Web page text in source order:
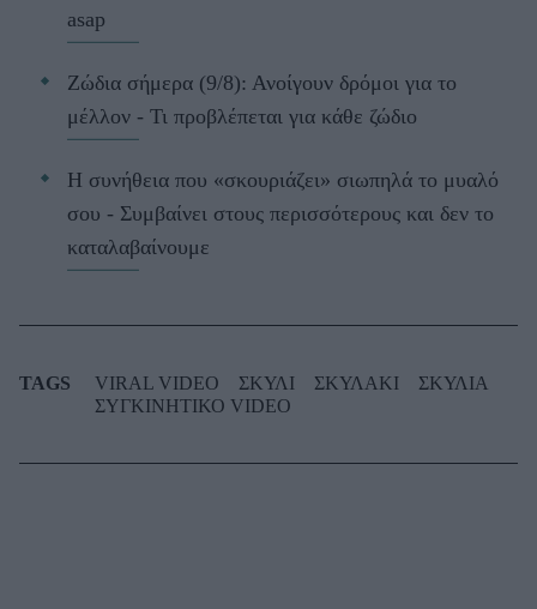
asap
Ζώδια σήμερα (9/8): Ανοίγουν δρόμοι για το
μέλλον - Τι προβλέπεται για κάθε ζώδιο
Η συνήθεια που «σκουριάζει» σιωπηλά το μυαλό
σου - Συμβαίνει στους περισσότερους και δεν το
καταλαβαίνουμε
TAGS VIRAL VIDEO ΣΚΥΛΙ ΣΚΥΛΑΚΙ
ΣΚΥΛΙΑ
ΣΥΓΚΙΝΗΤΙΚΟ VIDEO